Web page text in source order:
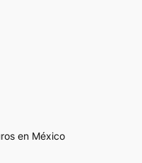
en México